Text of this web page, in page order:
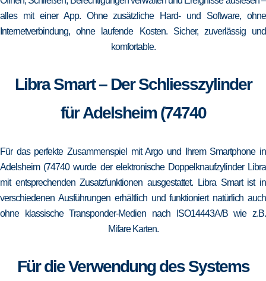
alles mit einer App. Ohne zusätzliche Hard- und Software, ohne
Internetverbindung, ohne laufende Kosten. Sicher, zuverlässig und
komfortable.
Libra Smart – Der Schliesszylinder
für Adelsheim (74740
Für das perfekte Zusammenspiel mit Argo und Ihrem Smartphone in
Adelsheim (74740 wurde der elektronische Doppelknaufzylinder Libra
mit entsprechenden Zusatzfunktionen ausgestattet. Libra Smart ist in
verschiedenen Ausführungen erhältlich und funktioniert natürlich auch
ohne klassische Transponder-Medien nach ISO14443A/B wie z.B.
Mifare Karten.
Für die Verwendung des Systems